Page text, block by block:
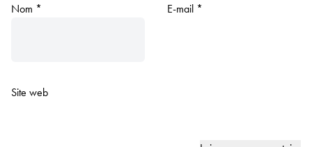
Nom * E-mail *
Site web